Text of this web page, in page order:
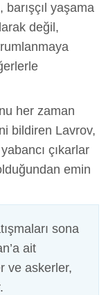
yaşama
değil,
her zaman
bildiren Lavrov,
çıkarlar
emin
sona
ait
ve askerler,